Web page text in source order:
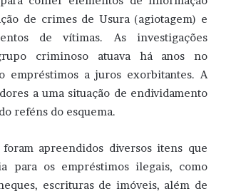
de crimes de Usura (agiotagem) e
de vítimas. As investigações
criminoso atuava há anos no
empréstimos a juros exorbitantes. A
a uma situação de endividamento
reféns do esquema.
apreendidos diversos itens que
para os empréstimos ilegais, como
escrituras de imóveis, além de